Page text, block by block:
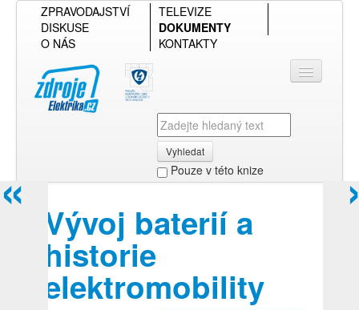
ZPRAVODAJSTVÍ
TELEVIZE
DISKUSE
DOKUMENTY
O NÁS
KONTAKTY
Vyhledat
Pouze v této knize
Přehled podle firmy
Přehled podle obsahu
Vývoj baterií a
historie
elektromobility
«